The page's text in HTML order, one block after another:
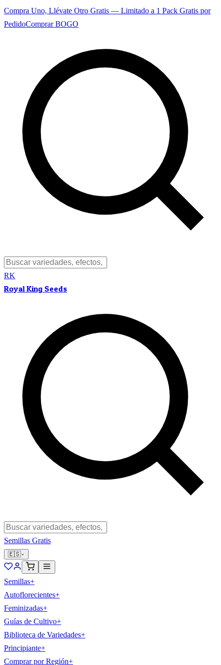
Compra Uno, Llévate Otro Gratis — Limitado a 1 Pack Gratis por
PedidoComprar BOGO
RK
Royal King Seeds
Semillas Gratis
🇪🇸
Semillas+
Autoflorecientes+
Feminizadas+
Guías de Cultivo+
Biblioteca de Variedades+
Principiante+
Comprar por Región+